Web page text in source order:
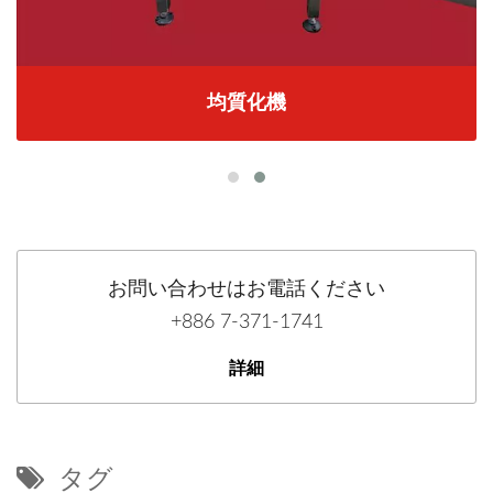
均質化機
お問い合わせはお電話ください
+886 7-371-1741
詳細
タグ